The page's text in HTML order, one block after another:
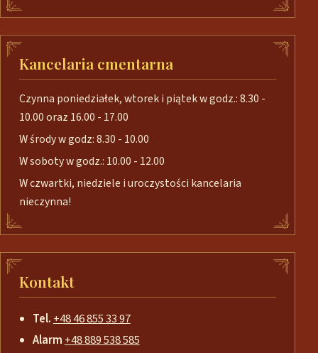
Kancelaria cmentarna
Czynna poniedziałek, wtorek i piątek w godz.: 8.30 -
10.00 oraz 16.00 - 17.00
W środy w godz: 8.30 - 10.00
W soboty w godz.: 10.00 - 12.00
W czwartki, niedziele i uroczystości kancelaria
nieczynna!
Kontakt
Tel. +48 46 855 33 97
Alarm+48 889 538 585